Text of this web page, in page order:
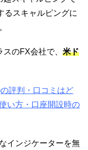
るスキャルピングに
のFX会社で、 米ド
評判・口コミはど
い方・口座開設時の
インジケーターを無